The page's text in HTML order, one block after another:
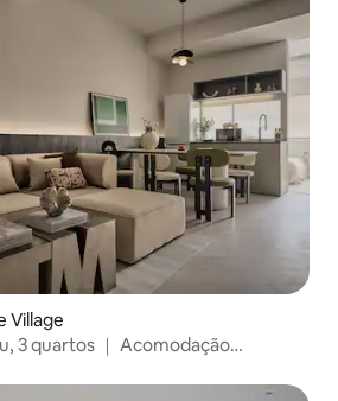
Village
3 quartos ｜ Acomodação
Rua Dihua ｜ MRT Daqiaotou